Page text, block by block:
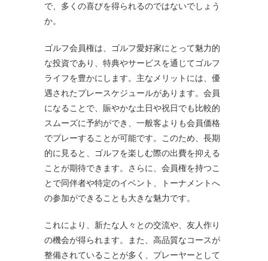
で、多くの喜びを得られるのではないでしょう
か。
ゴルフ会員権は、ゴルフ愛好家にとって魅力的
な投資であり、特典やサービスを通じてゴルフ
ライフを豊かにします。主なメリットには、優
遇されたプレースケジュールがあります。会員
になることで、賑やかな土日や祝日でも比較的
スムーズに予約ができ、一般客よりも会員価格
でプレーすることが可能です。このため、長期
的に見ると、ゴルフを楽しむ際の出費を抑える
ことが期待できます。さらに、会員権を持つこ
とで同伴者や特定のイベント、トーナメントへ
の参加ができることも大きな魅力です。
これにより、新たな人々との交流や、友人作り
の機会が得られます。また、高品質なコースが
整備されていることが多く、プレーヤーとして